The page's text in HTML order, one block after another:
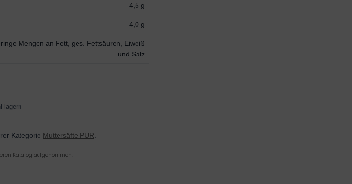
4,5 g
4,0 g
Mengen an Fett, ges. Fettsäuren, Eiweiß
und Salz
lagern
Kategorie Muttersäfte PUR
Katalog aufgenommen.